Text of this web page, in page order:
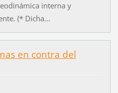
interna y
(* Dicha...
en contra del